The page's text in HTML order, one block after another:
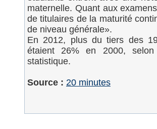
maternelle. Quant aux
de titulaires de la maturité
de niveau générale».
En 2012, plus du tiers des
étaient 26% en 2000,
statistique.
Source : 20 minutes